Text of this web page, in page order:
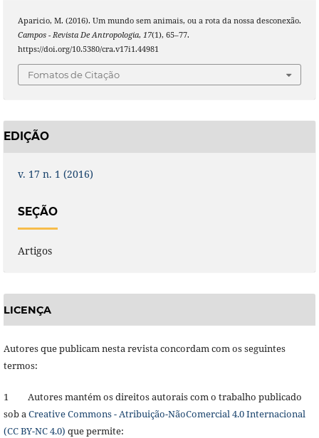
Aparicio, M. (2016). Um mundo sem animais, ou a rota da nossa desconexão.
Campos - Revista De Antropologia, 17(1), 65–77.
https://doi.org/10.5380/cra.v17i1.44981
Fomatos de Citação
EDIÇÃO
v. 17 n. 1 (2016)
SEÇÃO
Artigos
LICENÇA
Autores que publicam nesta revista concordam com os seguintes
termos:
1 Autores mantém os direitos autorais com o trabalho publicado
sob aCreative Commons - Atribuição-NãoComercial 4.0 Internacional
(CC BY-NC 4.0) que permite: